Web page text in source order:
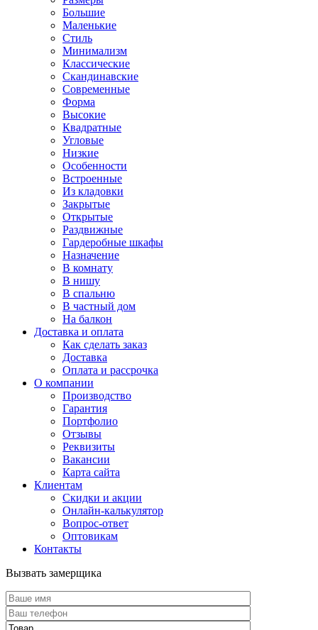
Большие
Маленькие
Стиль
Минимализм
Классические
Скандинавские
Современные
Форма
Высокие
Квадратные
Угловые
Низкие
Особенности
Встроенные
Из кладовки
Закрытые
Открытые
Раздвижные
Гардеробные шкафы
Назначение
В комнату
В нишу
В спальню
В частный дом
На балкон
Доставка и оплата
Как сделать заказ
Доставка
Оплата и рассрочка
О компании
Производство
Гарантия
Портфолио
Отзывы
Реквизиты
Вакансии
Карта сайта
Клиентам
Скидки и акции
Онлайн-калькулятор
Вопрос-ответ
Оптовикам
Контакты
Вызвать замерщика